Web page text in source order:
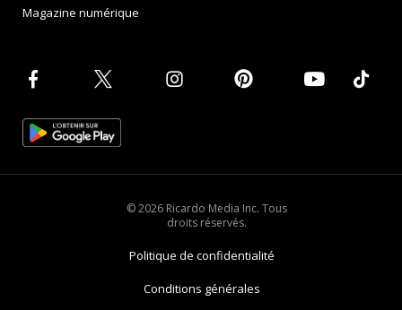
Magazine numérique
© 2026 Ricardo Media Inc. Tous
droits réservés.
Politique de confidentialité
Conditions générales